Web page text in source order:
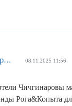
08.11.2025 11:56
Чичгинаровы
Рога&Копыта